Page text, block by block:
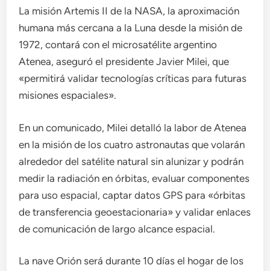
La misión Artemis II de la NASA, la aproximación
humana más cercana a la Luna desde la misión de
1972, contará con el microsatélite argentino
Atenea, aseguró el presidente Javier Milei, que
«permitirá validar tecnologías críticas para futuras
misiones espaciales».
En un comunicado, Milei detalló la labor de Atenea
en la misión de los cuatro astronautas que volarán
alrededor del satélite natural sin alunizar y podrán
medir la radiación en órbitas, evaluar componentes
para uso espacial, captar datos GPS para «órbitas
de transferencia geoestacionaria» y validar enlaces
de comunicación de largo alcance espacial.
La nave Orión será durante 10 días el hogar de los